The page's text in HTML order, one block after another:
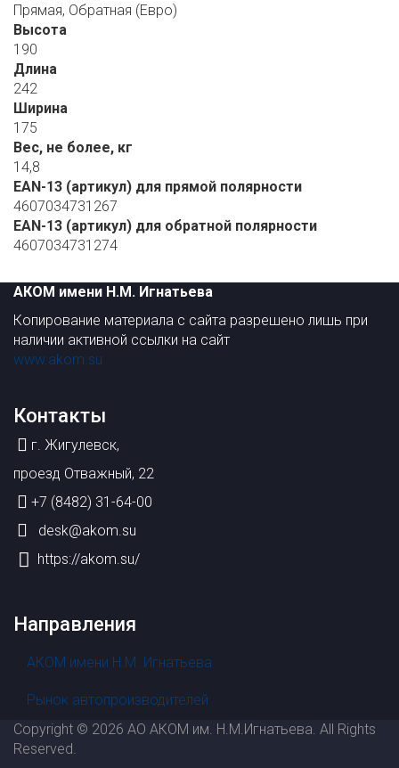
Прямая, Обратная (Евро)
Высота
190
Длина
242
Ширина
175
Вес, не более, кг
14,8
EAN-13 (артикул) для прямой полярности
4607034731267
EAN-13 (артикул) для обратной полярности
4607034731274
АКОМ имени Н.М. Игнатьева
Копирование материала с сайта разрешено лишь при
наличии активной ссылки на сайт
www.akom.su
Контакты
г. Жигулевск,
проезд Отважный, 22
+7 (8482) 31-64-00
desk@akom.su
https://akom.su/
Направления
АКОМ имени Н.М. Игнатьева
Рынок автопроизводителей
Copyright © 2026 АО АКОМ им. Н.М.Игнатьева. All Rights
Reserved.